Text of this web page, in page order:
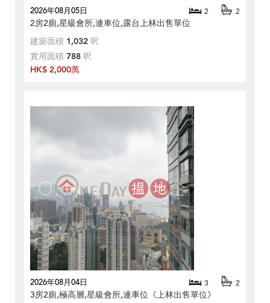
2026年08月05日 2 2
2房2廁,星級會所,連車位,露台上林出售單位
建築面積 1,032 呎
實用面積 788 呎
HK$ 2,000萬
2026年08月04日 3 2
3房2廁,極高層,星級會所,連車位《上林出售單位》